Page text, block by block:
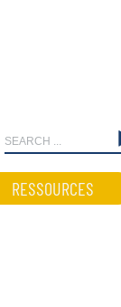
RESSOURCES